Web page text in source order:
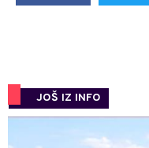
JOŠ IZ INFO